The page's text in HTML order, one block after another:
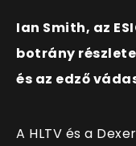
Ian Smith, az
botrány
és az edző
A HLTV és a